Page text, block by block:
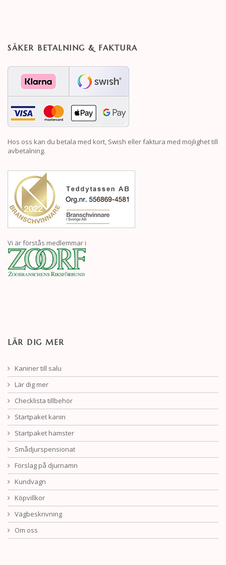
SÄKER BETALNING & FAKTURA
Hos oss kan du betala med kort, Swish eller faktura med möjlighet till
avbetalning.
Vi är förstås medlemmar i
LÄR DIG MER
Kaniner till salu
Lär dig mer
Checklista tillbehör
Startpaket kanin
Startpaket hamster
Smådjurspensionat
Förslag på djurnamn
Kundvagn
Köpvillkor
Vägbeskrivning
Om oss